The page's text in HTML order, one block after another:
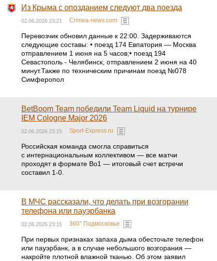
Из Крыма с опозданием следуют два поезда
02.06.2026 23:21 Crimea-news.com
Перевозчик обновил данные к 22:00. Задерживаются
следующие составы: • поезд 174 Евпатория — Москва
отправлением 1 июня на 5 часов;• поезд 194
Севастополь - Челябинск, отправлением 2 июня на 40
минут.Также по техническим причинам поезд №078
Симферопол
BetBoom Team победили Team Liquid на турнире
IEM Cologne Major 2026
02.06.2026 23:15 Sport-Express.ru
Российская команда смогла справиться
с интернациональным коллективом — все матчи
проходят в формате Bo1 — итоговый счет встречи
составил 1-0.
В МЧС рассказали, что делать при возгорании
телефона или пауэрбанка
02.06.2026 23:15 360° Подмосковье
При первых признаках запаха дыма обесточьте телефон
или пауэрбанк, а в случае небольшого возгорания —
накройте плотной влажной тканью. Об этом заявил